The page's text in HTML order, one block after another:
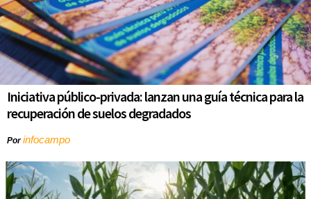
Iniciativa público-privada: lanzan una guía técnica para la
recuperación de suelos degradados
Porinfocampo